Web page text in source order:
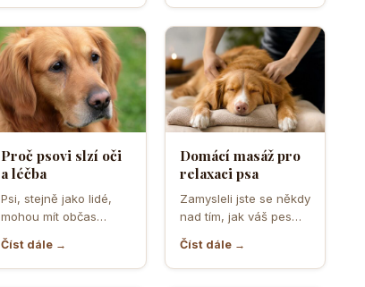
problémy každodenní
péče. Může se…
Právě v tomto období
se…
Proč psovi slzí oči
a léčba
Psi, stejně jako lidé,
mohou mít občas
problémy s očima, a
jedním z
nejčastějších…
Číst dále →
Domácí masáž pro
relaxaci psa
Zamysleli jste se někdy
nad tím, jak váš pes
vnímá vaši přítomnost?
Často se…
Číst dále →